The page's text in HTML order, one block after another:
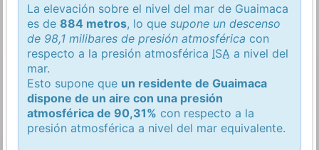
La elevación sobre el nivel del mar de Guaimaca
es de884 metros, lo quesupone un descenso
de 98,1 milibares de presión atmosférica con
respecto a la presión atmosférica ISA a nivel del
mar.
Esto supone que un residente de Guaimaca
dispone de un aire con una presión
atmosférica de 90,31% con respecto a la
presión atmosférica a nivel del mar equivalente.